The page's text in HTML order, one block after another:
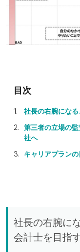
社長の右腕にな
第三者の立場の
社へ
キャリアプラン
社長の右腕に
会計士を目指